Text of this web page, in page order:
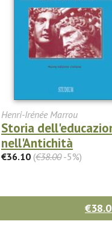
Henri-Irénée Marrou
Storia
nell'Antichità
€36.10 (€38.00-5%)